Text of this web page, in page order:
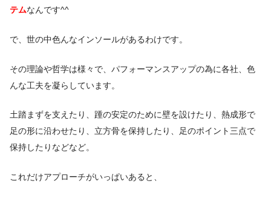
テムなんです^^
で、世の中色んなインソールがあるわけです。
その理論や哲学は様々で、パフォーマンスアップの為に各社、色
んな工夫を凝らしています。
土踏まずを支えたり、踵の安定のために壁を設けたり、熱成形で
足の形に沿わせたり、立方骨を保持したり、足のポイント三点で
保持したりなどなど。
これだけアプローチがいっぱいあると、